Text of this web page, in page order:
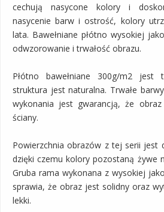
cechują nasycone kolory i
nasycenie barw i ostrość, kolory
lata. Bawełniane płótno wysokiej
odwzorowanie i trwałość obrazu.
Płótno bawełniane 300g/m2
struktura jest naturalna. Trwałe
wykonania jest gwarancją, że
ściany.
Powierzchnia obrazów z tej serii jest
dzięki czemu kolory pozostaną żywe
Gruba rama wykonana z wysokiej
sprawia, że obraz jest solidny oraz
lekki.